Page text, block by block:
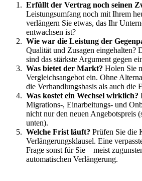
Erfüllt der Vertrag noch seinen
Leistungsumfang noch mit Ihrem
verlängern Sie etwas, das Ihr
entwachsen ist?
Wie war die Leistung der
Qualität und Zusagen eingehalten?
sind das stärkste Argument gegen
Was bietet der Markt? Holen Sie
Vergleichsangebot ein. Ohne
die Verhandlungsbasis als auch die
Was kostet ein Wechsel wirklich?
Migrations-, Einarbeitungs- und
nicht nur den neuen Angebotspreis
unten).
Welche Frist läuft? Prüfen Sie die
Verlängerungsklausel. Eine
Frage sonst für Sie – meist
automatischen Verlängerung.